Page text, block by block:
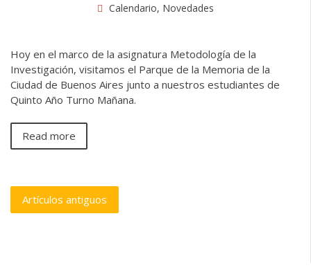
Calendario, Novedades
Hoy en el marco de la asignatura Metodología de la
Investigación, visitamos el Parque de la Memoria de la
Ciudad de Buenos Aires junto a nuestros estudiantes de
Quinto Año Turno Mañana.
Read more
Navegación
de
Artículos antiguos